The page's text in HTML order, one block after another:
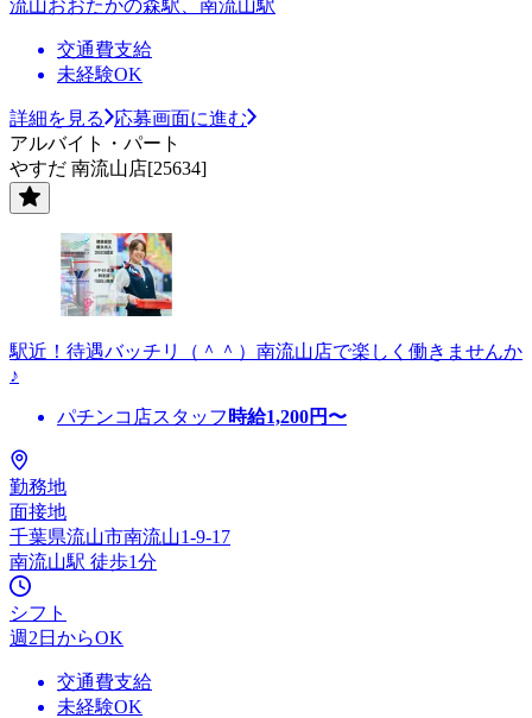
流山おおたかの森駅、南流山駅
交通費支給
未経験OK
詳細を見る
応募画面に進む
アルバイト・パート
やすだ 南流山店[25634]
駅近！待遇バッチリ（＾＾）南流山店で楽しく働きませんか
♪
パチンコ店スタッフ 時給1,200円〜
勤務地
面接地
千葉県流山市南流山1-9-17
南流山駅 徒歩1分
シフト
週2日からOK
交通費支給
未経験OK